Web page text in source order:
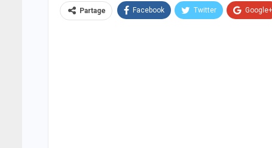
Partage Facebook Twitter Google+